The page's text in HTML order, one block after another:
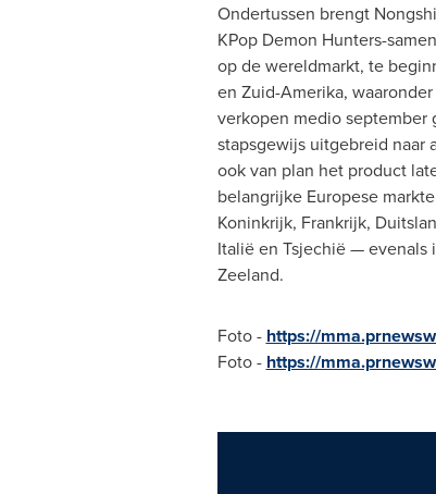
Ondertussen brengt
KPop Demon Hunters-
op de wereldmarkt, te
en Zuid-Amerika,
verkopen medio september
stapsgewijs uitgebreid naar
ook van plan het product
belangrijke Europese
Koninkrijk, Frankrijk,
Italië en Tsjechië — evenals
Zeeland.
Foto - https://
Foto - https://